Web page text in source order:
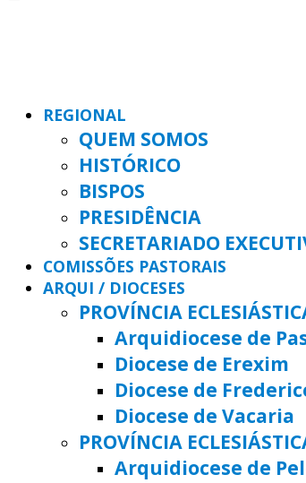
REGIONAL
QUEM SOMOS
HISTÓRICO
BISPOS
PRESIDÊNCIA
SECRETARIADO
COMISSÕES PASTORAIS
ARQUI / DIOCESES
PROVÍNCIA
Arquidiocese de
Diocese de Erexim
Diocese de
Diocese de Vacaria
PROVÍNCIA
Arquidiocese de